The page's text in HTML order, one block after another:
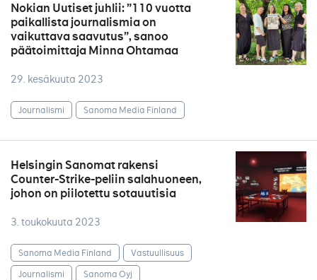
Nokian Uutiset juhlii: ”110 vuotta
paikallista journalismia on
vaikuttava saavutus”, sanoo
päätoimittaja Minna Ohtamaa
29. kesäkuuta 2023
Journalismi Sanoma Media Finland
Helsingin Sanomat rakensi
Counter-Strike-peliin salahuoneen,
johon on piilotettu sotauutisia
3. toukokuuta 2023
Sanoma Media Finland
Vastuullisuus
Journalismi
Sanoma Oyj